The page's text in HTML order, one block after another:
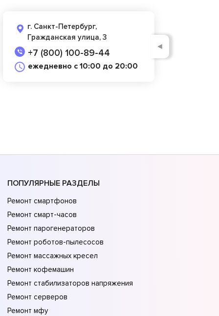
г. Санкт-Петербург,
Гражданская улица, 3
+7 (800) 100-89-44
ежедневно с 10:00 до 20:00
◄
ПОПУЛЯРНЫЕ РАЗДЕЛЫ
Ремонт смартфонов
Ремонт смарт-часов
Ремонт парогенераторов
Ремонт роботов-пылесосов
Ремонт массажных кресел
Ремонт кофемашин
Ремонт стабилизаторов напряжения
Ремонт серверов
Ремонт мфу